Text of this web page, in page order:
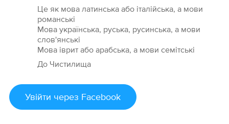
Це як мова латинська або італійська, а мови
романські
Мова українська, руська, русинська, а мови
слов'янські
Мова іврит або арабська, а мови семітські
До Чистилища
Увійти через Facebook